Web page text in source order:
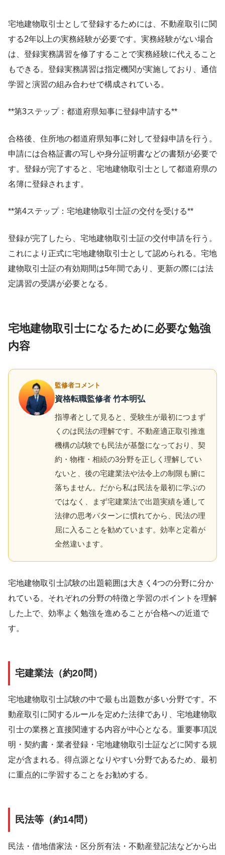
宅地建物取引士として登録するためには、不動産取引に関
する2年以上の実務経験が必要です。実務経験がない場合
は、登録実務講習を修了することで実務経験に代えること
もできる。登録実務講習は指定機関が実施しており、通信
学習と演習の組み合わせで構成されている。
**第3ステップ：都道府県知事に登録申請する**
合格後、住所地の都道府県知事に対して登録申請を行う。
申請には合格証書の写しや身分証明書などの書類が必要で
す。登録が完了すると、宅地建物取引士として都道府県の
名簿に登録されます。
**第4ステップ：宅地建物取引士証の交付を受ける**
登録が完了したら、宅地建物取引士証の交付申請を行う。
これにより正式に宅地建物取引士として認められる。宅地
建物取引士証の有効期間は5年間であり、更新の際には法
定講習の受講が必要となる。
宅地建物取引士になるために必要な勉強
内容
監修者コメント
資格転職監修者 竹本明弘
指導者として見ると、受験生が最初につまず
くのは民法の理解です。不動産適正取引推進
機構の試験でも民法が基盤になっており、契
約・物権・相続の3分野を正しく理解してい
ないと、後の宅建業法や法令上の制限も腑に
落ちません。だから私は民法を最初に学ぶの
ではなく、まず宅建業法で出題実績を通して
法律の思考パターンに慣れてから、民法の理
屈に入ることを勧めています。効率と定着が
全然違います。
宅地建物取引士試験の出題範囲は大きく4つの分野に分か
れている。それぞれの分野の特徴と学習のポイントを理解
した上で、効率よく勉強を進めることが合格への近道で
す。
宅建業法（約20問）
宅地建物取引士試験の中で最も出題数が多い分野です。不
動産取引に関するルールを定めた法律であり、宅地建物取
引士の業務と直接関連する内容が中心となる。重要事項説
明・契約書・業者登録・宅地建物取引士証などに関する規
定が含まれる。得点源となりやすい分野であるため、最初
に重点的に学習することをお勧めする。
民法等（約14問）
民法・借地借家法・区分所有法・不動産登記法などから出